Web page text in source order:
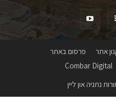
אתר
פרסום באתר
נתניה און ליין